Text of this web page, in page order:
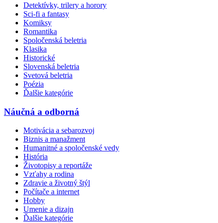
Detektívky, trilery a horory
Sci-fi a fantasy
Komiksy
Romantika
Spoločenská beletria
Klasika
Historické
Slovenská beletria
Svetová beletria
Poézia
Ďalšie kategórie
Náučná a odborná
Motivácia a sebarozvoj
Biznis a manažment
Humanitné a spoločenské vedy
História
Životopisy a reportáže
Vzťahy a rodina
Zdravie a životný štýl
Počítače a internet
Hobby
Umenie a dizajn
Ďalšie kategórie